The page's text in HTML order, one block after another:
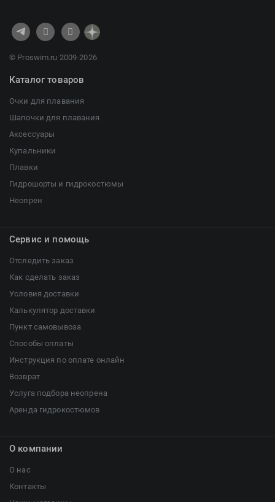
© Proswim.ru 2009-2026
Каталог товаров
Очки для плавания
Шапочки для плавания
Аксессуары
Купальники
Плавки
Гидрошорты и гидрокостюмы
Неопрен
Сервис и помощь
Отследить заказ
Как сделать заказ
Условия доставки
Калькулятор доставки
Пункт самовывоза
Способы оплаты
Инструкция по оплате онлайн
Возврат
Услуга подбора неопрена
Аренда гидрокостюмов
О компании
О нас
Контакты